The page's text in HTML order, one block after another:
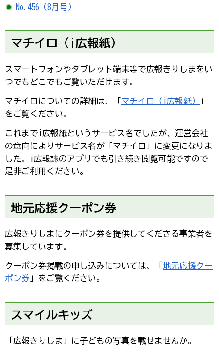
No.456（8月号）
マチイロ（i広報紙）
スマートフォンやタブレット端末等で広報きりしまをい
つでもどこでもご覧いただけます。
マチイロについての詳細は、「 マチイロ（i広報紙）
」
をご覧ください。
これまでi広報紙というサービス名でしたが、運営会社
の意向によりサービス名が「マチイロ」に変更になりま
した。i広報誌のアプリでも引き続き閲覧可能ですので
是非ご利用ください。
地元応援クーポン券
広報きりしまにクーポン券を提供してくださる事業者を
募集しています。
クーポン券掲載の申し込みについては、「 地元応援クー
ポン券 」をご覧ください。
スマイルキッズ
「広報きりしま」に子どもの写真を載せませんか。